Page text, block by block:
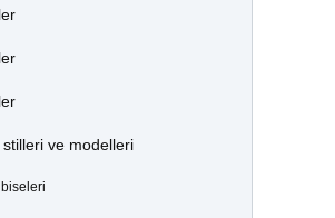
stilleri ve modelleri